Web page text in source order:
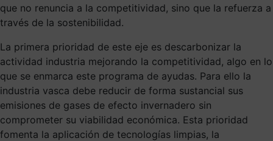
que no renuncia a la competitividad, sino que la refuerza a
través de la sostenibilidad.
La primera prioridad de este eje es descarbonizar la
actividad industria mejorando la competitividad, algo en lo
que se enmarca este programa de ayudas. Para ello la
industria vasca debe reducir de forma sustancial sus
emisiones de gases de efecto invernadero sin
comprometer su viabilidad económica. Esta prioridad
fomenta la aplicación de tecnologías limpias, la